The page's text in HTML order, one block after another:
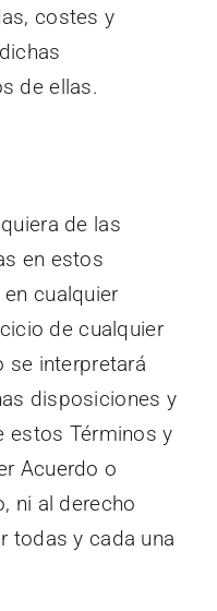
costes y
de ellas.
de las
en estos
cualquier
de cualquier
se interpretará
disposiciones y
estos Términos y
Acuerdo o
ni al derecho
todas y cada una